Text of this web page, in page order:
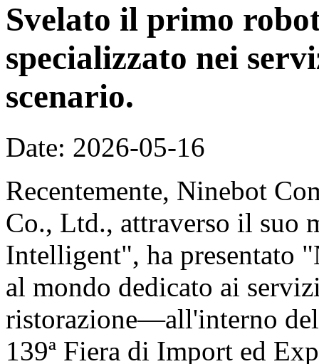
Svelato il primo
specializzato nei
scenario.
Date: 2026-05-16
Recentemente, Ninebot
Co., Ltd., attraverso il suo
Intelligent", ha
al mondo dedicato ai
ristorazione—all'interno
139ª Fiera di Import ed